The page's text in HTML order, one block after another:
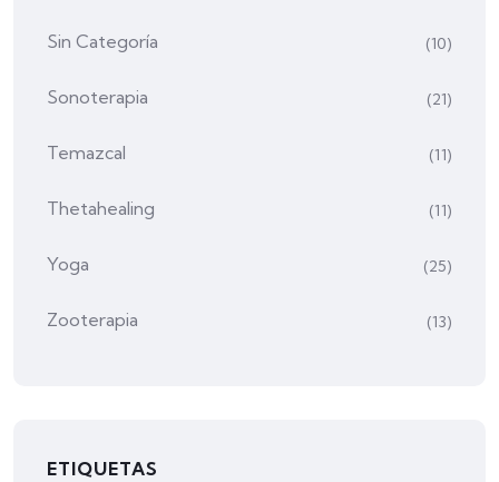
Sin Categoría (10)
Sonoterapia (21)
Temazcal (11)
Thetahealing (11)
Yoga (25)
Zooterapia (13)
ETIQUETAS